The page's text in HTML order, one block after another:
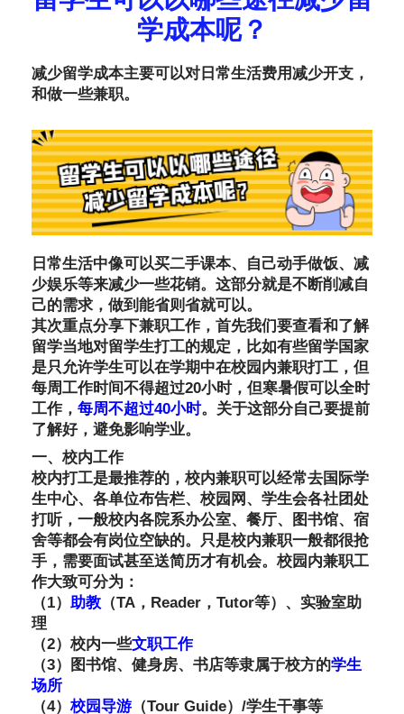
学成本呢？
减少留学成本主要可以对日常生活费用减少开支，
和做一些兼职。
日常生活中像可以买二手课本、自己动手做饭、减
少娱乐等来减少一些花销。这部分就是不断削减自
己的需求，做到能省则省就可以。
其次重点分享下兼职工作，首先我们要查看和了解
留学当地对留学生打工的规定，比如有些留学国家
是只允许学生可以在学期中在校园内兼职打工，但
每周工作时间不得超过20小时，但寒暑假可以全时
工作， 每周不超过40小时。关于这部分自己要提前
了解好，避免影响学业。
一、校内工作
校内打工是最推荐的，校内兼职可以经常去国际学
生中心、各单位布告栏、校园网、学生会各社团处
打听，一般校内各院系办公室、餐厅、图书馆、宿
舍等都会有岗位空缺的。只是校内兼职一般都很抢
手，需要面试甚至送简历才有机会。校园内兼职工
作大致可分为：
（1） 助教 （TA，Reader，Tutor等）、实验室助
理
（2）校内一些文职工作
（3）图书馆、健身房、书店等隶属于校方的学生
场所
（4） 校园导游（Tour Guide）/学生干事等